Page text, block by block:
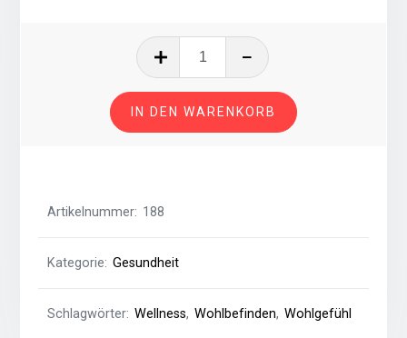
ProtoLight
Menge
IN DEN WARENKORB
Artikelnummer: 188
Kategorie:Gesundheit
Schlagwörter:Wellness,Wohlbefinden,Wohlgefühl